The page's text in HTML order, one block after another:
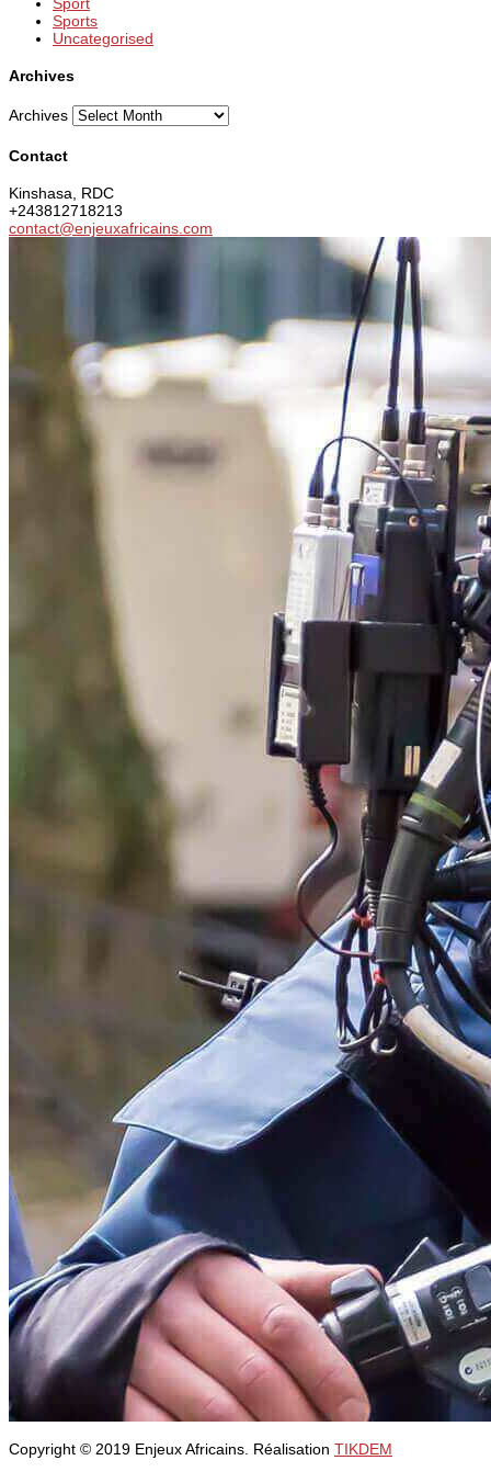
Sports
Uncategorised
Archives
Archives
Contact
Kinshasa, RDC
+243812718213
contact@enjeuxafricains.com
Copyright © 2019 Enjeux Africains. Réalisation TIKDEM